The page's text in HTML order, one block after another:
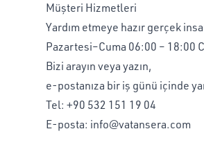
Müşteri Hizmetleri
Yardım etmeye hazır gerçek
Pazartesi–Cuma 06:00 – 18:00
Bizi arayın veya yazın,
e-postanıza bir iş günü içinde
Tel: +90 532 151 19 04
E-posta: info@vatansera.com